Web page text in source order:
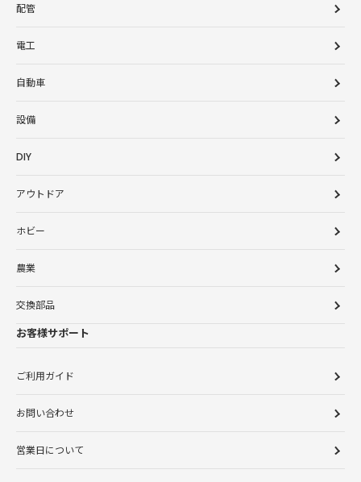
配管
電工
自動車
設備
DIY
アウトドア
ホビー
農業
交換部品
お客様サポート
ご利用ガイド
お問い合わせ
営業日について